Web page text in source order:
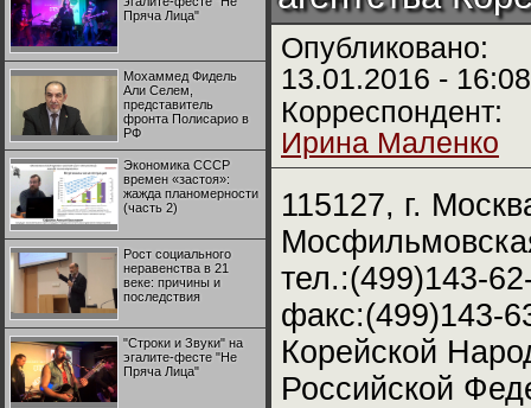
Пряча Лица"
Мохаммед Фидель
Али Селем,
представитель
фронта Полисарио в
РФ
Экономика СССР
времен «застоя»:
жажда планомерности
(часть 2)
Рост социального
неравенства в 21
веке: причины и
последствия
"Строки и Звуки" на
эгалите-фесте "Не
Пряча Лица"
Опубликовано:
13.01.2016 - 16:08
Корреспондент:
Ирина Маленко
115127, г.
тел.:(499)143-
факс:(499)143-
Корейской
Российской